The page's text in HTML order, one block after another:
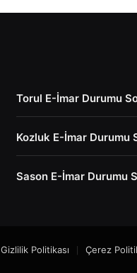
Torul E-İmar Durumu
Kozluk E-İmar Durumu
Sason E-İmar Durumu
Gizlilik Politikası Çerez